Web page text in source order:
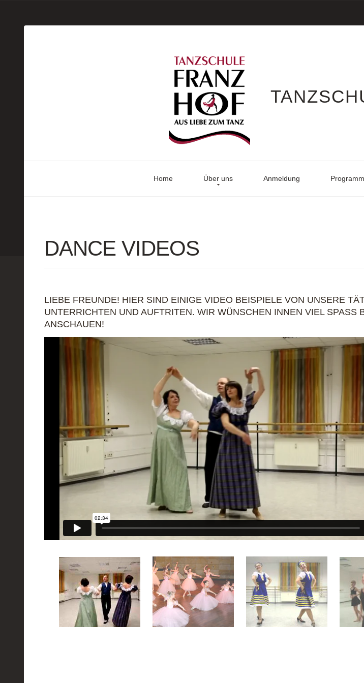
Home Über uns Anmeldung Programm
DANCE VIDEOS
LIEBE FREUNDE! HIER SIND EINIGE VIDEO BEISPIELE VON UNSERE
UNTERRICHTEN UND AUFTRITEN. WIR WÜNSCHEN INNEN VIEL SPASS
NSCHAUEN!